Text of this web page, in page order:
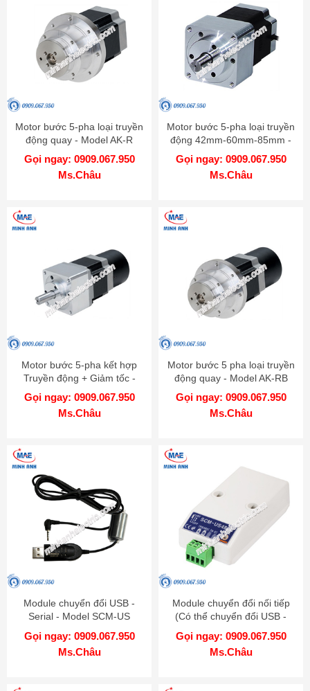
Motor bước 5-pha loại truyền
động quay - Model AK-R
Gọi ngay: 0909.067.950
Ms.Châu
Motor bước 5-pha loại truyền
động 42mm-60mm-85mm -
Model AK-G
Gọi ngay: 0909.067.950
Ms.Châu
Motor bước 5-pha kết hợp
Truyền động + Giảm tốc -
Model AK-GB
Gọi ngay: 0909.067.950
Ms.Châu
Motor bước 5 pha loại truyền
động quay - Model AK-RB
Gọi ngay: 0909.067.950
Ms.Châu
Module chuyển đổi USB -
Serial - Model SCM-US
Gọi ngay: 0909.067.950
Ms.Châu
Module chuyển đổi nối tiếp
(Có thể chuyển đổi USB -
RS485) - Model SCM-US48I
Gọi ngay: 0909.067.950
Ms.Châu